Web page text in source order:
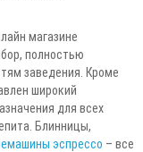
магазине
полностью
заведения. Кроме
широкий
для всех
Блинницы,
эспрессо – все